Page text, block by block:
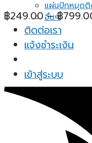
แผ่นปักหมุด
อื่นๆ
ติดต่อเรา
แจ้งชำระเงิน
เข้าสู่ระบบ
฿249.00 – ฿